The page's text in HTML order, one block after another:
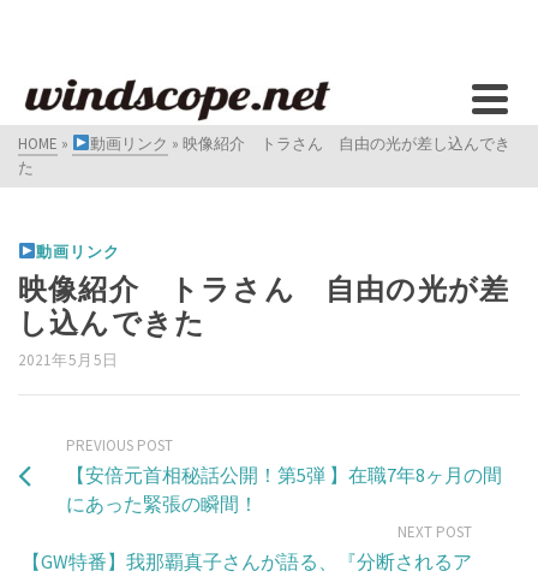
HOME » 動画リンク » 映像紹介 トラさん 自由の光が差し込んでき
た
動画リンク
映像紹介 トラさん 自由の光が差
し込んできた
2021年5月5日
PREVIOUS POST
【安倍元首相秘話公開！第5弾 】在職7年8ヶ月の間
にあった緊張の瞬間！
NEXT POST
【GW特番】我那覇真子さんが語る、『分断されるア